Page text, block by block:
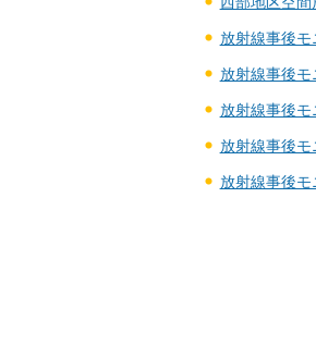
放射線事後モ
放射線事後モ
放射線事後モ
放射線事後モ
放射線事後モ